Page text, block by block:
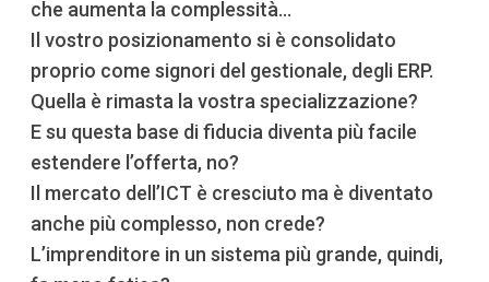
che aumenta la complessità...
Il vostro posizionamento si è consolidato
proprio come signori del gestionale, degli ERP.
Quella è rimasta la vostra specializzazione?
E su questa base di fiducia diventa più facile
estendere l’offerta, no?
Il mercato dell’ICT è cresciuto ma è diventato
anche più complesso, non crede?
L’imprenditore in un sistema più grande, quindi,